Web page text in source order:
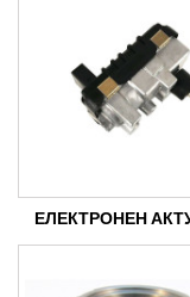
ЕЛЕКТРОНЕН